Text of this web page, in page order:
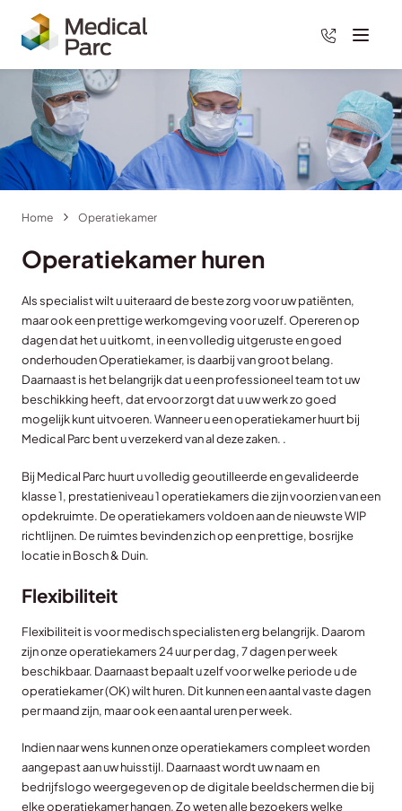
Menu
088 – 89
Home Operatiekamer
Operatiekamer huren
Als specialist wilt u uiteraard de beste zorg voor uw patiënten,
maar ook een prettige werkomgeving voor uzelf. Opereren op
dagen dat het u uitkomt, in een volledig uitgeruste en goed
onderhouden Operatiekamer, is daarbij van groot belang.
Daarnaast is het belangrijk dat u een professioneel team tot uw
beschikking heeft, dat ervoor zorgt dat u uw werk zo goed
mogelijk kunt uitvoeren. Wanneer u een operatiekamer huurt bij
Medical Parc bent u verzekerd van al deze zaken. .
Bij Medical Parc huurt u volledig geoutilleerde en gevalideerde
klasse 1, prestatieniveau 1 operatiekamers die zijn voorzien van een
opdekruimte. De operatiekamers voldoen aan de nieuwste WIP
richtlijnen. De ruimtes bevinden zich op een prettige, bosrijke
locatie in Bosch & Duin.
Flexibiliteit
Flexibiliteit is voor medisch specialisten erg belangrijk. Daarom
zijn onze operatiekamers 24 uur per dag, 7 dagen per week
beschikbaar. Daarnaast bepaalt u zelf voor welke periode u de
operatiekamer (OK) wilt huren. Dit kunnen een aantal vaste dagen
per maand zijn, maar ook een aantal uren per week.
Indien naar wens kunnen onze operatiekamers compleet worden
aangepast aan uw huisstijl. Daarnaast wordt uw naam en
bedrijfslogo weergegeven op de digitale beeldschermen die bij
elke operatiekamer hangen. Zo weten alle bezoekers welke